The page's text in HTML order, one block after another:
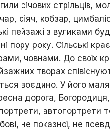
січових стрільців,
сіяч, кобзар,
пейзажі з вуликами
пору року. Сільські
човнами. До своїх
творах
воєдино. У його
дорога,
автопортрети
не показної, не